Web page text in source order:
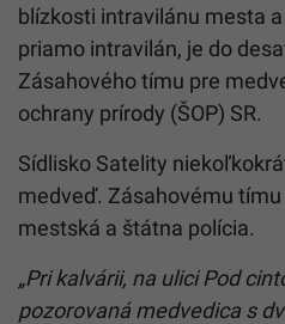
blízkosti intravilánu mesta
priamo intravilán, je do
Zásahového tímu pre
ochrany prírody (ŠOP) SR.
Sídlisko Satelity
medveď. Zásahovému
mestská a štátna polícia.
„Pri kalvárii, na ulici Pod
pozorovaná medvedica s